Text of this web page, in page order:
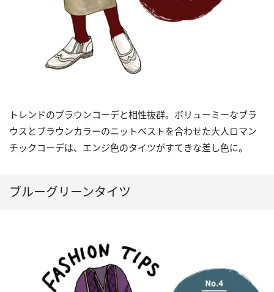
トレンドのブラウンコーデと相性抜群。ボリューミーなブラ
ウスとブラウンカラーのニットベストを合わせた大人ロマン
チックコーデは、エンジ色のタイツがすてきな差し色に。
ブルーグリーンタイツ